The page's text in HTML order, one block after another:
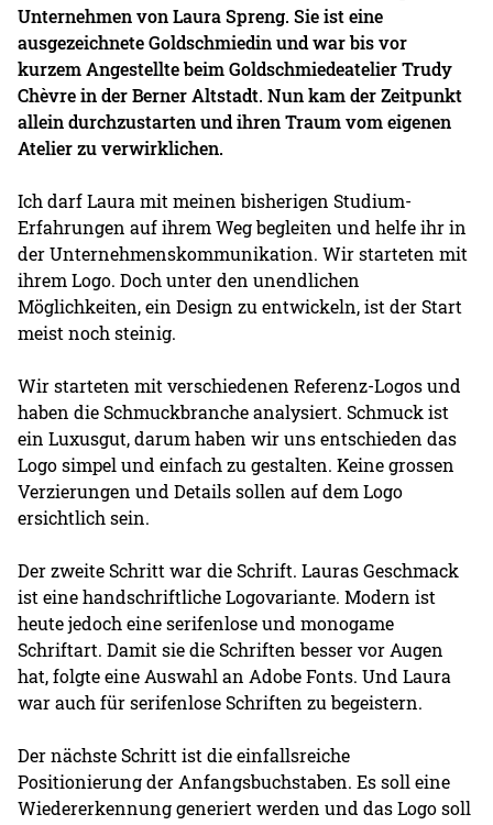
Unternehmen von Laura Spreng. Sie ist eine
ausgezeichnete Goldschmiedin und war bis vor
kurzem Angestellte beim Goldschmiedeatelier Trudy
Chèvre in der Berner Altstadt. Nun kam der Zeitpunkt
allein durchzustarten und ihren Traum vom eigenen
Atelier zu verwirklichen.
Ich darf Laura mit meinen bisherigen Studium-
Erfahrungen auf ihrem Weg begleiten und helfe ihr in
der Unternehmenskommunikation. Wir starteten mit
ihrem Logo. Doch unter den unendlichen
Möglichkeiten, ein Design zu entwickeln, ist der Start
meist noch steinig.
Wir starteten mit verschiedenen Referenz-Logos und
haben die Schmuckbranche analysiert. Schmuck ist
ein Luxusgut, darum haben wir uns entschieden das
Logo simpel und einfach zu gestalten. Keine grossen
Verzierungen und Details sollen auf dem Logo
ersichtlich sein.
Der zweite Schritt war die Schrift. Lauras Geschmack
ist eine handschriftliche Logovariante. Modern ist
heute jedoch eine serifenlose und monogame
Schriftart. Damit sie die Schriften besser vor Augen
hat, folgte eine Auswahl an Adobe Fonts. Und Laura
war auch für serifenlose Schriften zu begeistern.
Der nächste Schritt ist die einfallsreiche
Positionierung der Anfangsbuchstaben. Es soll eine
Wiedererkennung generiert werden und das Logo soll